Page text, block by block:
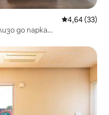
Средна
4,64 (33)
до парка